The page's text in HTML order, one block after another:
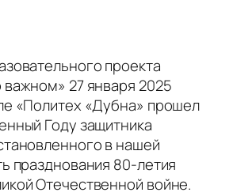
проекта
27 января 2025
«Политех «Дубна» прошел
Году защитника
в нашей
празднования 80-летия
Отечественной войне.